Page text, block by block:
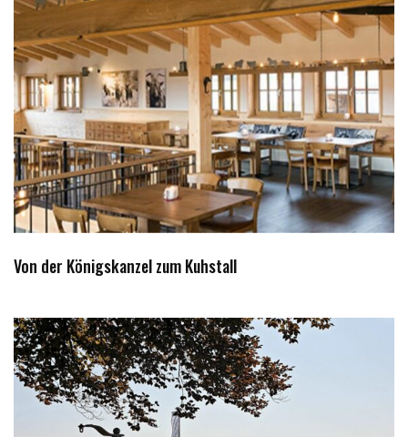
Von der Königskanzel zum Kuhstall